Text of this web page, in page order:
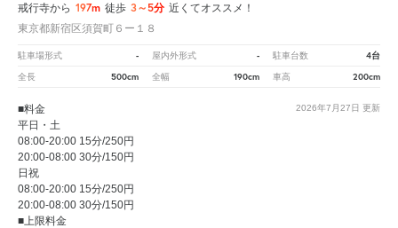
戒行寺から 197m 徒歩 3～5分 近くてオススメ！
東京都新宿区須賀町６ー１８
駐車場形式 - 屋内外形式 - 駐車台数 4台
全長 500cm 全幅 190cm 車高 200cm
2026年7月27日 更新
■料金
平日・土
08:00-20:00 15分/250円
20:00-08:00 30分/150円
日祝
08:00-20:00 15分/250円
20:00-08:00 30分/150円
■上限料金